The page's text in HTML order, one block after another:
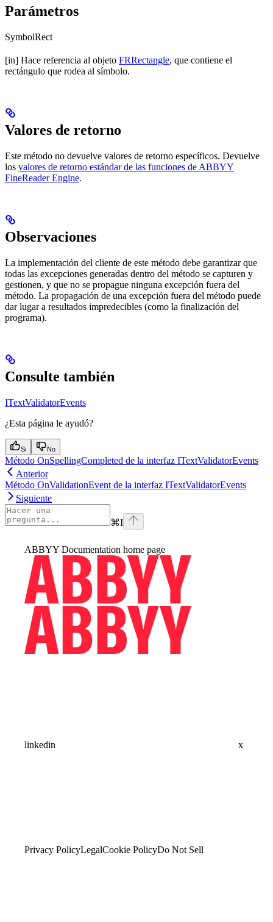
Parámetros
SymbolRect
[in] Hace referencia al objeto FRRectangle, que contiene el
rectángulo que rodea al símbolo.
Valores de retorno
Este método no devuelve valores de retorno específicos. Devuelve
los valores de retorno estándar de las funciones de ABBYY
FineReader Engine.
Observaciones
La implementación del cliente de este método debe garantizar que
todas las excepciones generadas dentro del método se capturen y
gestionen, y que no se propague ninguna excepción fuera del
método. La propagación de una excepción fuera del método puede
dar lugar a resultados impredecibles (como la finalización del
programa).
Consulte también
ITextValidatorEvents
¿Esta página le ayudó?
Si No
Método OnSpellingCompleted de la interfaz ITextValidatorEvents
Anterior
Método OnValidationEvent de la interfaz ITextValidatorEvents
Siguiente
⌘I
ABBYY Documentation home page
linkedin x
Privacy PolicyLegalCookie PolicyDo Not Sell